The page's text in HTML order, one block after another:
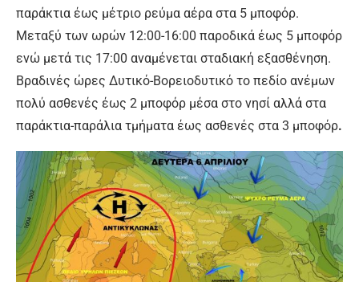
παράκτια έως μέτριο ρεύμα αέρα στα 5 μποφόρ.
Μεταξύ των ωρών 12:00-16:00 παροδικά έως 5 μποφόρ
ενώ μετά τις 17:00 αναμένεται σταδιακή εξασθένηση.
Βραδινές ώρες Δυτικό-Βορειοδυτικό το πεδίο ανέμων
πολύ ασθενές έως 2 μποφόρ μέσα στο νησί αλλά στα
παράκτια-παράλια τμήματα έως ασθενές στα 3 μποφόρ.